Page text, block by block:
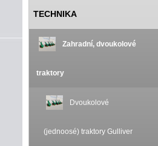
TECHNIKA
Zahradní, dvoukolové
traktory
Dvoukolové
(jednoosé) traktory Gulliver